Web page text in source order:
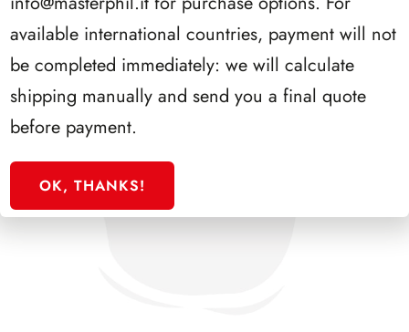
available international countries, payment will not
be completed immediately: we will calculate
shipping manually and send you a final quote
before payment.
OK, THANKS!